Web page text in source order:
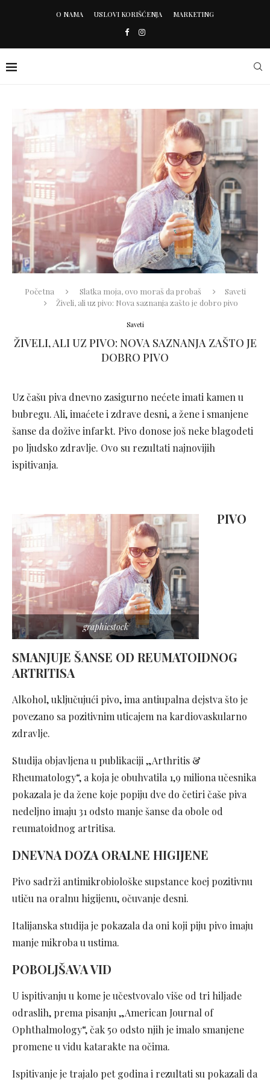
O NAMA USLOVI KORIŠĆENJA MARKETING
Početna Slatka moja, ovo moraš da probaš
Saveti
Živeli, ali uz pivo: Nova saznanja zašto je dobro pivo
Saveti
ŽIVELI, ALI UZ PIVO: NOVA SAZNANJA ZAŠTO JE
DOBRO PIVO
Uz čašu piva dnevno zasigurno nećete imati kamen u
bubregu. Ali, imaćete i zdrave desni, a žene i smanjene
šanse da dožive infarkt. Pivo donose još neke blagodeti
po ljudsko zdravlje. Ovo su rezultati najnovijih
ispitivanja.
graphicstock
PIVO
SMANJUJE ŠANSE OD REUMATOIDNOG
ARTRITISA
Alkohol, uključujući pivo, ima antiupalna dejstva što je
povezano sa pozitivnim uticajem na kardiovaskularno
zdravlje.
Studija objavljena u publikaciji „Arthritis &
Rheumatology“, a koja je obuhvatila 1,9 miliona učesnika
pokazala je da žene koje popiju dve do četiri čaše piva
nedeljno imaju 31 odsto manje šanse da obole od
reumatoidnog artritisa.
DNEVNA DOZA ORALNE HIGIJENE
Pivo sadrži antimikrobiološke supstance koej pozitivnu
utiču na oralnu higijenu, očuvanje desni.
Italijanska studija je pokazala da oni koji piju pivo imaju
manje mikroba u ustima.
POBOLJŠAVA VID
U ispitivanju u kome je učestvovalo više od tri hiljade
odraslih, prema pisanju „American Journal of
Ophthalmology“, čak 50 odsto njih je imalo smanjene
promene u vidu katarakte na očima.
Ispitivanje je trajalo pet godina i rezultati su pokazali da